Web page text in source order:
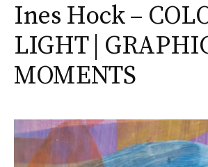
Ines Hock –
LIGHT |
MOMENTS